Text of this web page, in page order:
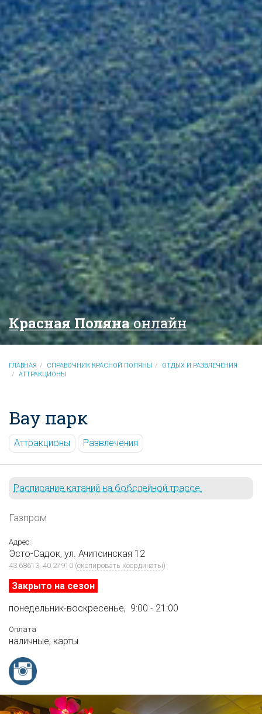
Красная Полянаонлайн
ГЛАВНАЯ СПРАВОЧНИК КРАСНОЙ ПОЛЯНЫ
ОТДЫХ И РАЗВЛЕЧЕНИЯ
АТТРАКЦИОНЫ
Вау парк
Аттракционы Развлечения
Расписание катаний на бобслейной трассе.
Газпром
Адрес:
Эсто-Садок, ул. Ачипсинская 12
43.68613, 40.27910 (скопировать координаты)
Закрыто на сезон
понедельник-воскресенье, 9:00 - 21:00
Оплата
наличные, карты